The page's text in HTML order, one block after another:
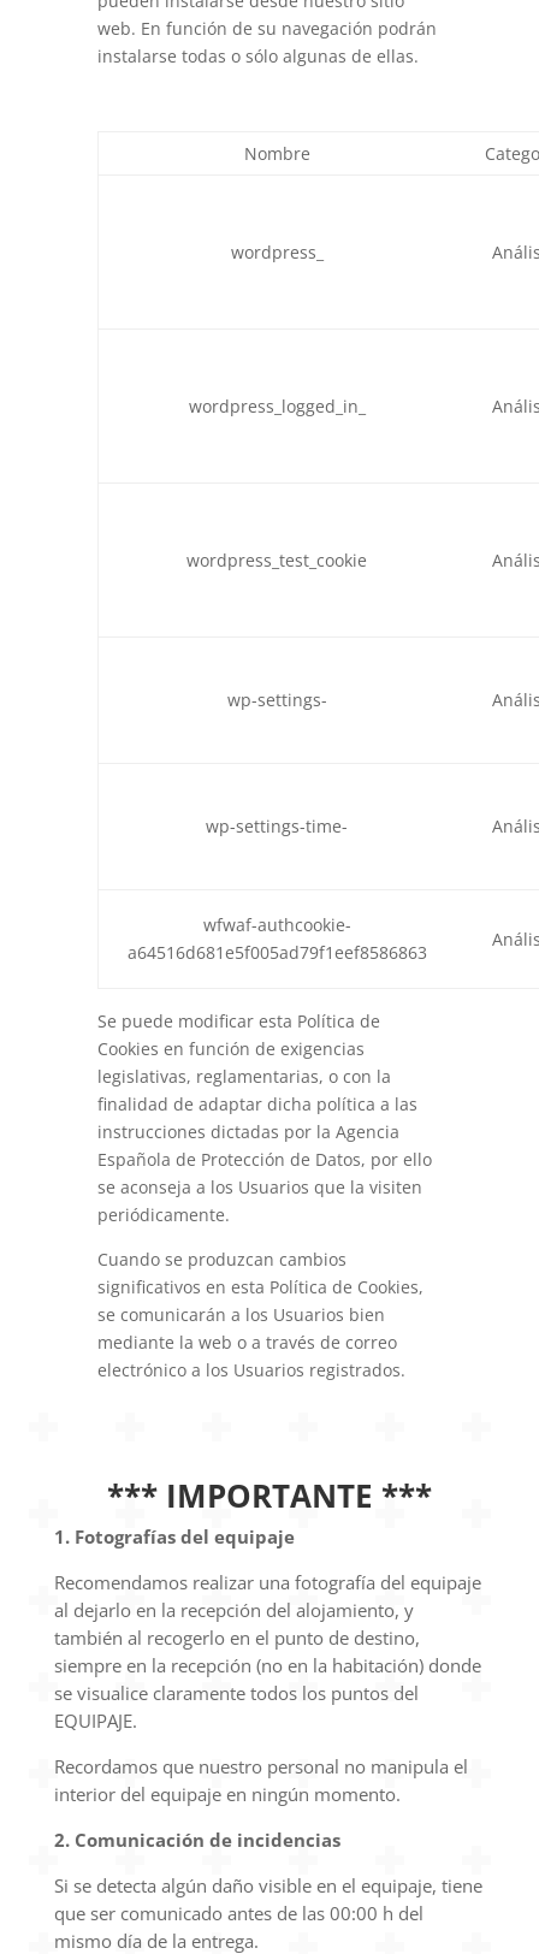
web. En función de su navegación podrán
instalarse todas o sólo algunas de ellas.
Nombre
wordpress_
wordpress_logged_in_
wordpress_test_cookie
wp-settings-
wp-settings-time-
wfwaf-authcookie-
a64516d681e5f005ad79f1eef8586863
Se puede modificar esta Política de
Cookies en función de exigencias
legislativas, reglamentarias, o con la
finalidad de adaptar dicha política a las
instrucciones dictadas por la Agencia
Española de Protección de Datos, por ello
se aconseja a los Usuarios que la visiten
periódicamente.
Cuando se produzcan cambios
significativos en esta Política de Cookies,
se comunicarán a los Usuarios bien
mediante la web o a través de correo
electrónico a los Usuarios registrados.
*** IMPORTANTE ***
1. Fotografías del equipaje
Recomendamos realizar una fotografía del equipaje
al dejarlo en la recepción del alojamiento, y
también al recogerlo en el punto de destino,
siempre en la recepción (no en la habitación) donde
se visualice claramente todos los puntos del
EQUIPAJE.
Recordamos que nuestro personal no manipula el
interior del equipaje en ningún momento.
2. Comunicación de incidencias
Si se detecta algún daño visible en el equipaje, tiene
que ser comunicado antes de las 00:00 h del
mismo día de la entrega.